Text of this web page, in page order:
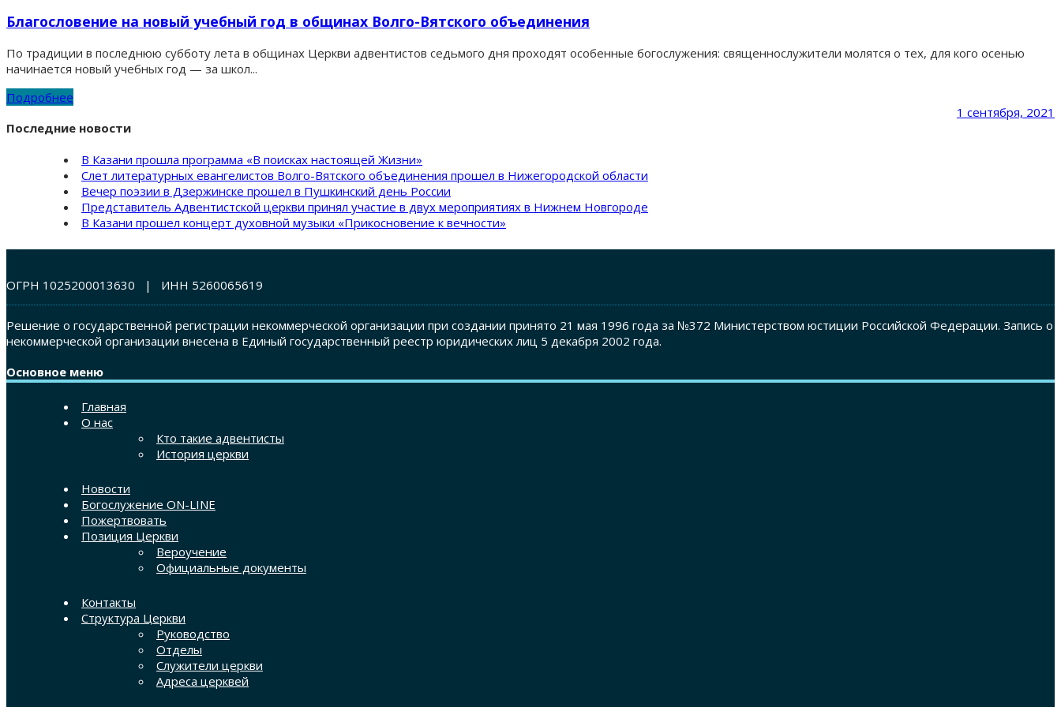
Благословение на новый учебный год в общинах Волго-Вятского объединения
По традиции в последнюю субботу лета в общинах Церкви адвентистов седьмого дня проходят особенные богослужения: священнослужители молятся о тех, для кого осенью
начинается новый учебных год — за школ...
Подробнее
1 сентября, 2021
Последние новости
В Казани прошла программа «В поисках настоящей Жизни»
Слет литературных евангелистов Волго-Вятского объединения прошел в Нижегородской области
Вечер поэзии в Дзержинске прошел в Пушкинский день России
Представитель Адвентистской церкви принял участие в двух мероприятиях в Нижнем Новгороде
В Казани прошел концерт духовной музыки «Прикосновение к вечности»
ОГРН 1025200013630 | ИНН 5260065619
Решение о государственной регистрации некоммерческой организации при создании принято 21 мая 1996 года за №372 Министерством юстиции Российской Федерации. Запись о
некоммерческой организации внесена в Единый государственный реестр юридических лиц 5 декабря 2002 года.
Основное меню
Главная
О нас
Кто такие адвентисты
История церкви
Новости
Богослужение ON-LINE
Пожертвовать
Позиция Церкви
Вероучение
Официальные документы
Контакты
Структура Церкви
Руководство
Отделы
Служители церкви
Адреса церквей